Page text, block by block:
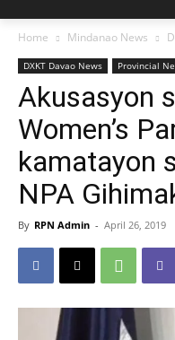
Home Mindanao News
DXKT Davao News Provincial
Akusasyon
Women’s
kamatayon
NPA
By RPN Admin - April 26, 2019